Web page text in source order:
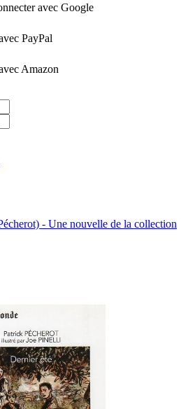
avec Google
PayPal
Amazon
- Une nouvelle de la collection